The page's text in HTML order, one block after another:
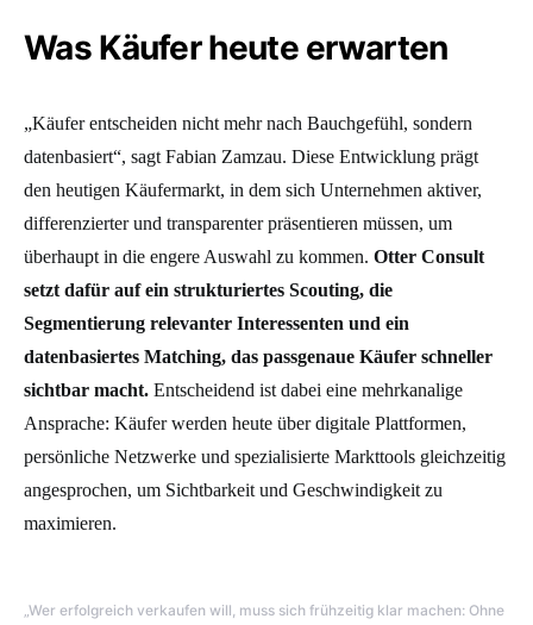
Was Käufer heute erwarten
„Käufer entscheiden nicht mehr nach Bauchgefühl, sondern
datenbasiert“, sagt Fabian Zamzau. Diese Entwicklung prägt
den heutigen Käufermarkt, in dem sich Unternehmen aktiver,
differenzierter und transparenter präsentieren müssen, um
überhaupt in die engere Auswahl zu kommen. Otter Consult
setzt dafür auf ein strukturiertes Scouting, die
Segmentierung relevanter Interessenten und ein
datenbasiertes Matching, das passgenaue Käufer schneller
sichtbar macht. Entscheidend ist dabei eine mehrkanalige
Ansprache: Käufer werden heute über digitale Plattformen,
persönliche Netzwerke und spezialisierte Markttools gleichzeitig
angesprochen, um Sichtbarkeit und Geschwindigkeit zu
maximieren.
„Wer erfolgreich verkaufen will, muss sich frühzeitig klar machen: Ohne